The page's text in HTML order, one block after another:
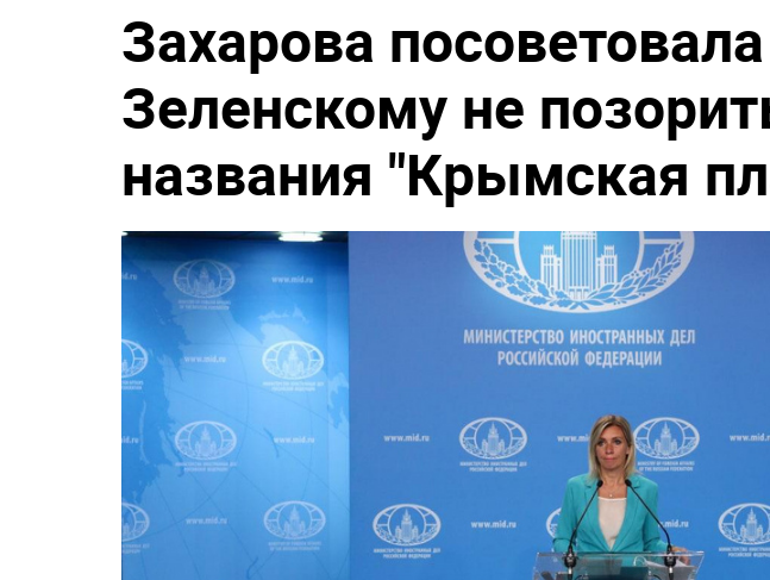
Захарова посоветовала
Зеленскому не
названия "Крымская